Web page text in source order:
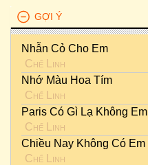
GỢI Ý
Nhẫn Cỏ Cho Em
Chế Linh
Nhớ Màu Hoa Tím
Chế Linh
Paris Có Gì Lạ Không Em
Chế Linh
Chiều Nay Không Có Em
Chế Linh